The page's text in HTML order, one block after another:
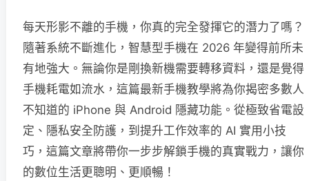
每天形影不離的手機，你真的完全發揮它的潛力了嗎？
隨著系統不斷進化，智慧型手機在 2026 年變得前所未
有地強大。無論你是剛換新機需要轉移資料，還是覺得
手機耗電如流水，這篇最新手機教學將為你揭密多數人
不知道的 iPhone 與 Android 隱藏功能。從極致省電設
定、隱私安全防護，到提升工作效率的 AI 實用小技
巧，這篇文章將帶你一步步解鎖手機的真實戰力，讓你
的數位生活更聰明、更順暢！